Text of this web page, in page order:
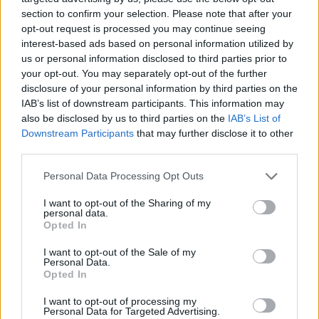
section to confirm your selection. Please note that after your
opt-out request is processed you may continue seeing
interest-based ads based on personal information utilized by
us or personal information disclosed to third parties prior to
your opt-out. You may separately opt-out of the further
disclosure of your personal information by third parties on the
IAB’s list of downstream participants. This information may
also be disclosed by us to third parties on the IAB’s List of
Downstream Participants that may further disclose it to other
Please note that this website/app uses one or more Google
not limited to your visit or usage behaviour. You may click to
grant or deny consent to Google and its third-party tags to
use your data for below specified purposes in below Google
consent section.
Personal Data Processing Opt Outs
I want to opt-out of the Sharing of my
personal data.
Opted In
I want to opt-out of the Sale of my
Personal Data.
Opted In
I want to opt-out of processing my
Personal Data for Targeted Advertising.
megfordította a ZTE elleni kulcsmeccset.
Aleksandar Pesic (FTC):Ő nyitotta a gólok sorát,
majd egy látványos mozdulattal is betalált, így
továbbra is remek formában játszik.
Saldanha (FTC): Ezúttal is nagyon élt, Pesichez
hasonlóan duplázott, megmozdulásai
élményszámba mentek, és még egy asszisztott is
Cserék
Tóth Barna:Az ő lendülete sem lankad, 1-1-nél
szerzett fontos gólt a Puskás ellen, ami sokáig
de ez nem rajta múlt.
Marin Jurina:
beállva okozott sok kellemetlenséget a Fehérvárnak,